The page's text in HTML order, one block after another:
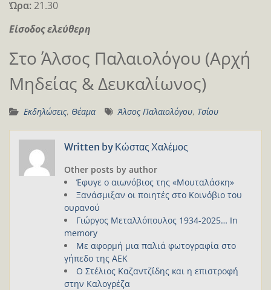
Ώρα:21.30
Είσοδος ελεύθερη
Στο Άλσος Παλαιολόγου (Αρχή
Μηδείας & Δευκαλίωνος)
Εκδηλώσεις, Θέαμα Άλσος Παλαιολόγου, Τσίου
Written by Κώστας Χαλέμος
Other posts by author
Έφυγε ο αιωνόβιος της «Μουταλάσκη»
Ξανάσμιξαν οι ποιητές στο Κοινόβιο του
ουρανού
Γιώργος Μεταλλόπουλος 1934-2025… In
memory
Με αφορμή μια παλιά φωτογραφία στο
γήπεδο της ΑΕΚ
Ο Στέλιος Καζαντζίδης και η επιστροφή
στην Καλογρέζα